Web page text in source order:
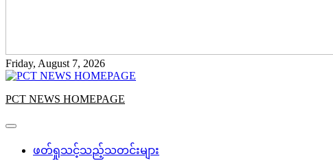
Friday, August 7, 2026
PCT NEWS HOMEPAGE
ဖတ်ရှုသင့်သည့်သတင်းများ